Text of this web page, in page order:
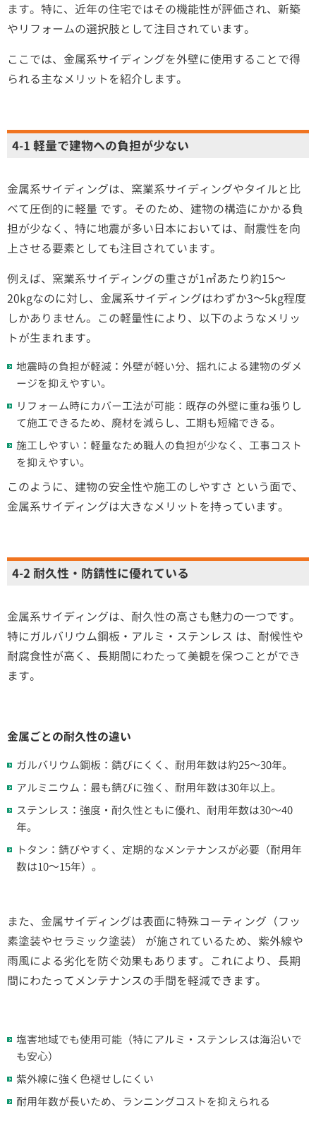
ます。特に、近年の住宅ではその機能性が評価され、新築
やリフォームの選択肢として注目されています。
ここでは、金属系サイディングを外壁に使用することで得
られる主なメリットを紹介します。
4-1 軽量で建物への負担が少ない
金属系サイディングは、窯業系サイディングやタイルと比
べて圧倒的に軽量 です。そのため、建物の構造にかかる負
担が少なく、特に地震が多い日本においては、耐震性を向
上させる要素としても注目されています。
例えば、窯業系サイディングの重さが1㎡あたり約15～
20kgなのに対し、金属系サイディングはわずか3～5kg程度
しかありません。この軽量性により、以下のようなメリッ
トが生まれます。
地震時の負担が軽減：外壁が軽い分、揺れによる建物のダメ
ージを抑えやすい。
リフォーム時にカバー工法が可能：既存の外壁に重ね張りし
て施工できるため、廃材を減らし、工期も短縮できる。
施工しやすい：軽量なため職人の負担が少なく、工事コスト
を抑えやすい。
このように、建物の安全性や施工のしやすさ という面で、
金属系サイディングは大きなメリットを持っています。
4-2 耐久性・防錆性に優れている
金属系サイディングは、耐久性の高さも魅力の一つです。
特にガルバリウム鋼板・アルミ・ステンレス は、耐候性や
耐腐食性が高く、長期間にわたって美観を保つことができ
ます。
金属ごとの耐久性の違い
ガルバリウム鋼板：錆びにくく、耐用年数は約25～30年。
アルミニウム：最も錆びに強く、耐用年数は30年以上。
ステンレス：強度・耐久性ともに優れ、耐用年数は30～40
年。
トタン：錆びやすく、定期的なメンテナンスが必要（耐用年
数は10～15年）。
また、金属サイディングは表面に特殊コーティング（フッ
素塗装やセラミック塗装） が施されているため、紫外線や
雨風による劣化を防ぐ効果もあります。これにより、長期
間にわたってメンテナンスの手間を軽減できます。
塩害地域でも使用可能（特にアルミ・ステンレスは海沿いで
も安心）
紫外線に強く色褪せしにくい
耐用年数が長いため、ランニングコストを抑えられる